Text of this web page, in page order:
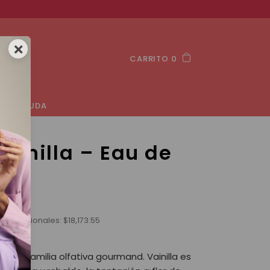
CARRITO 0
AYUDA
– Eau de
nacionales: $18,173.55
la familia olfativa gourmand. Vainilla es
×